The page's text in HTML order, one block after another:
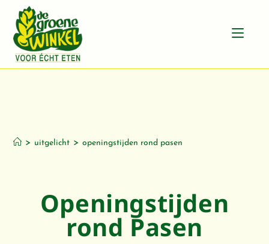
> uitgelicht > openingstijden rond pasen
Openingstijden
rond Pasen